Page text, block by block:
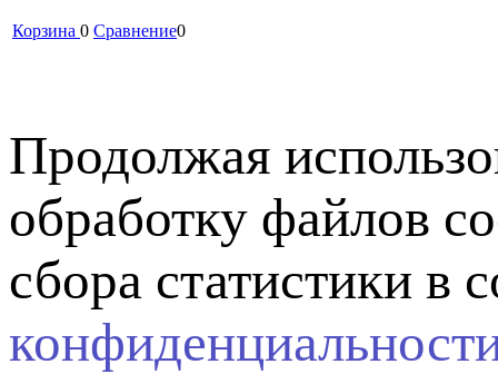
Корзина 0 Сравнение0
Продолжая
обработку файлов
сбора статистики в